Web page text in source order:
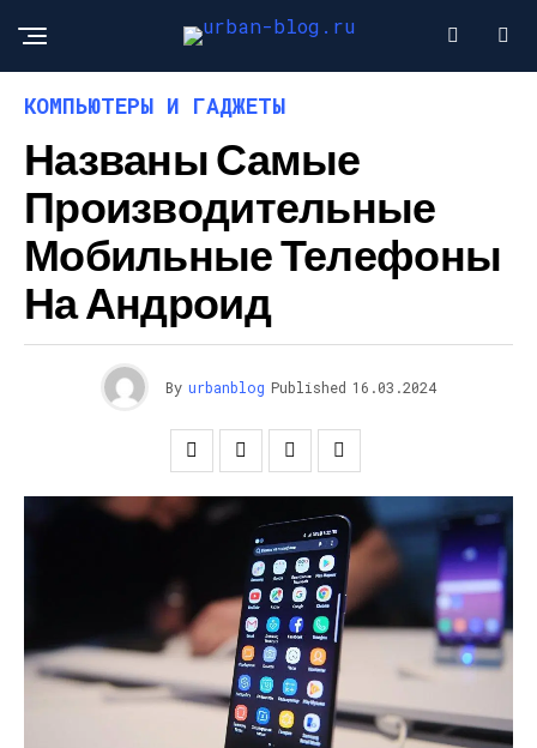
КОМПЬЮТЕРЫ И ГАДЖЕТЫ
Названы Самые
Производительные
Мобильные Телефоны
На Андроид
By urbanblog Published 16.03.2024